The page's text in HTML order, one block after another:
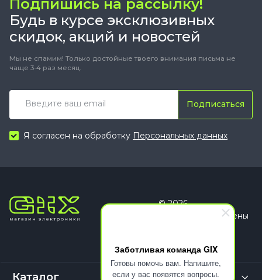
Заботливая команда GIX
Готовы помочь вам. Напишите,
если у вас появятся вопросы.
Подпишись на рассылку!
Будь в курсе эксклюзивных
скидок, акций и новостей
Мы не спамим! Только достойные твоего внимания письма не
чаще 3-4 раз месяц.
Подписаться
Я согласен на обработку Персональных данных
© 2026
Все права защищены
Каталог